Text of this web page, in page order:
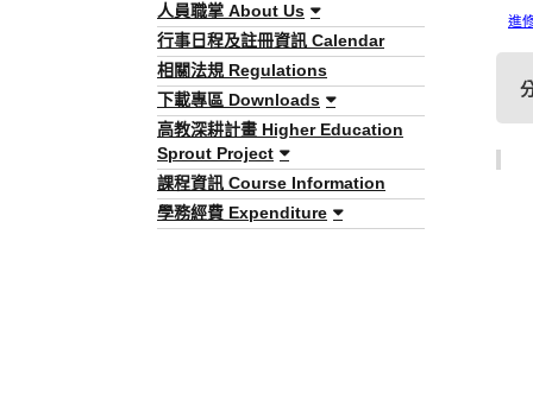
人員職掌 About Us
行事日程及註冊資訊 Calendar
相關法規 Regulations
下載專區 Downloads
高教深耕計畫 Higher Education
Sprout Project
課程資訊 Course Information
學務經費 Expenditure
進